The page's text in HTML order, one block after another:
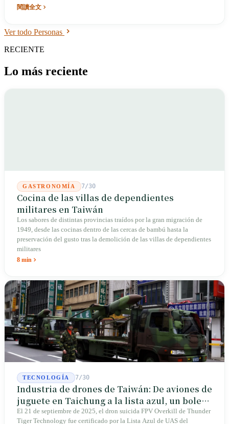
閱讀全文
Ver todo Personas
RECIENTE
Lo más reciente
GASTRONOMÍA 7/30
Cocina de las villas de dependientes
militares en Taiwán
Los sabores de distintas provincias traídos por la gran migración de
1949, desde las cocinas dentro de las cercas de bambú hasta la
preservación del gusto tras la demolición de las villas de dependientes
militares
8 min
TECNOLOGÍA 7/30
Industria de drones de Taiwán: De aviones de
juguete en Taichung a la lista azul, un boleto
de entrada para Thunder Tiger
El 21 de septiembre de 2025, el dron suicida FPV Overkill de Thunder
Tiger Technology fue certificado por la Lista Azul de UAS del